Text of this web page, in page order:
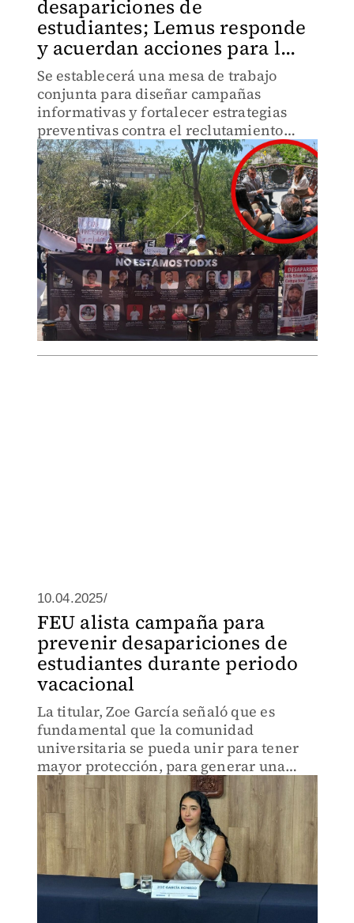
desapariciones de
estudiantes; Lemus responde
y acuerdan acciones para l...
Se establecerá una mesa de trabajo
conjunta para diseñar campañas
informativas y fortalecer estrategias
preventivas contra el reclutamiento
forzado y la desaparición de jóvenes en
Jalisco
10.04.2025/
FEU alista campaña para
prevenir desapariciones de
estudiantes durante periodo
vacacional
La titular, Zoe García señaló que es
fundamental que la comunidad
universitaria se pueda unir para tener
mayor protección, para generar una
colaboración que pueda prevenir este
tipo de casos.